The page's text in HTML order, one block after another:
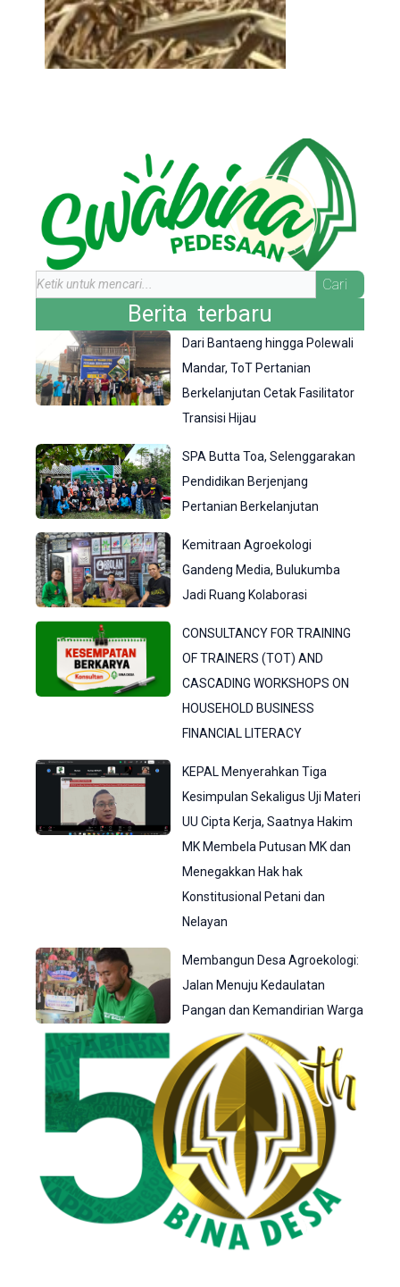
Search Cari
Berita terbaru
Dari Bantaeng hingga Polewali
Mandar, ToT Pertanian
Berkelanjutan Cetak Fasilitator
Transisi Hijau
SPA Butta Toa, Selenggarakan
Pendidikan Berjenjang
Pertanian Berkelanjutan
Kemitraan Agroekologi
Gandeng Media, Bulukumba
Jadi Ruang Kolaborasi
CONSULTANCY FOR TRAINING
OF TRAINERS (TOT) AND
CASCADING WORKSHOPS ON
HOUSEHOLD BUSINESS
FINANCIAL LITERACY
KEPAL Menyerahkan Tiga
Kesimpulan Sekaligus Uji Materi
UU Cipta Kerja, Saatnya Hakim
MK Membela Putusan MK dan
Menegakkan Hak hak
Konstitusional Petani dan
Nelayan
Membangun Desa Agroekologi:
Jalan Menuju Kedaulatan
Pangan dan Kemandirian Warga